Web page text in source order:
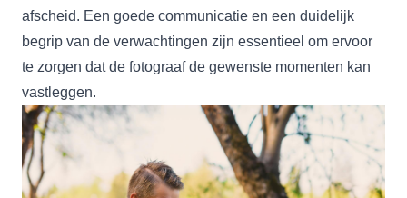
afscheid. Een goede communicatie en een duidelijk
begrip van de verwachtingen zijn essentieel om ervoor
te zorgen dat de fotograaf de gewenste momenten kan
vastleggen.